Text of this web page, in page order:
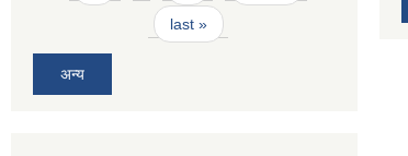
last »
अन्य